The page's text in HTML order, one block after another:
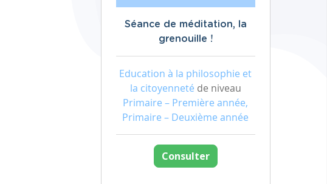
Séance de méditation, la
grenouille !
Education à la philosophie et
la citoyenneté de niveau
Primaire – Première année,
Primaire – Deuxième année
Consulter